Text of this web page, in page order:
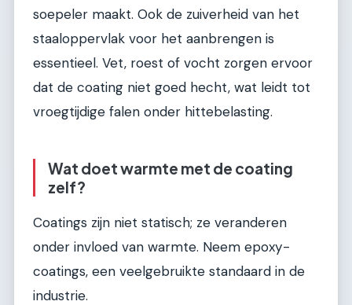
soepeler maakt. Ook de zuiverheid van het
staaloppervlak voor het aanbrengen is
essentieel. Vet, roest of vocht zorgen ervoor
dat de coating niet goed hecht, wat leidt tot
vroegtijdige falen onder hittebelasting.
Wat doet warmte met de coating
zelf?
Coatings zijn niet statisch; ze veranderen
onder invloed van warmte. Neem epoxy-
coatings, een veelgebruikte standaard in de
industrie.